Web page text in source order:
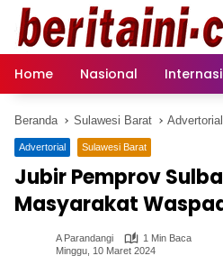
Langsung
konten
Home Nasional
Beranda Sulawesi Barat Advertorial
Advertorial Sulawesi Barat
Jubir Pemprov
Masyarakat
A Parandangi
1 Min Baca
Minggu, 10 Maret 2024